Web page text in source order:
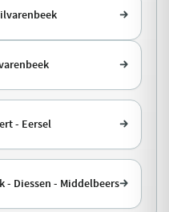
- Eersel
- Diessen - Middelbeers